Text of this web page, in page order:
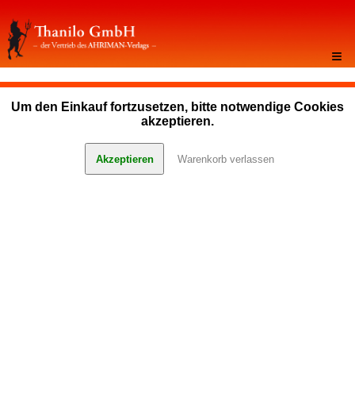
≡
Um den Einkauf fortzusetzen, bitte notwendige Cookies
akzeptieren.
Akzeptieren Warenkorb verlassen